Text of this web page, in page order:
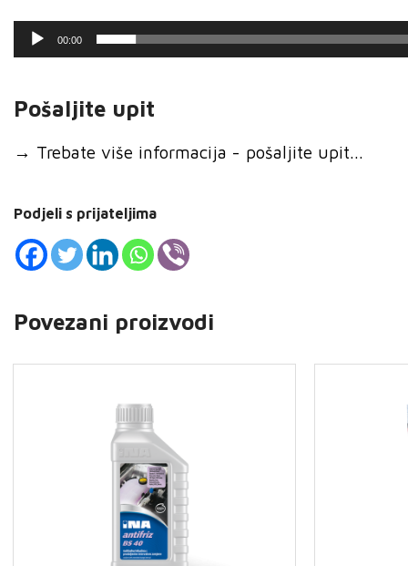
00:00
Pošaljite upit
→ Trebate više informacija - pošaljite upit...
Podjeli s prijateljima
Povezani proizvodi